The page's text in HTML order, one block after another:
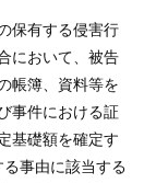
保有する侵害行
において、被告
帳簿、資料等を
事件における証
基礎額を確定す
事由に該当する